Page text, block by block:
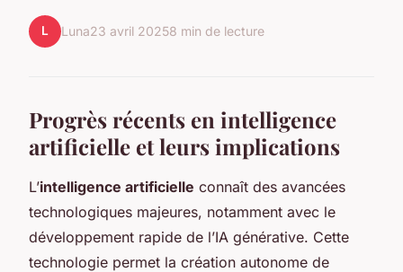
L Luna23 avril 20258 min de lecture
Progrès récents en intelligence
artificielle et leurs implications
L’intelligence artificielle connaît des avancées
technologiques majeures, notamment avec le
développement rapide de l’IA générative. Cette
technologie permet la création autonome de